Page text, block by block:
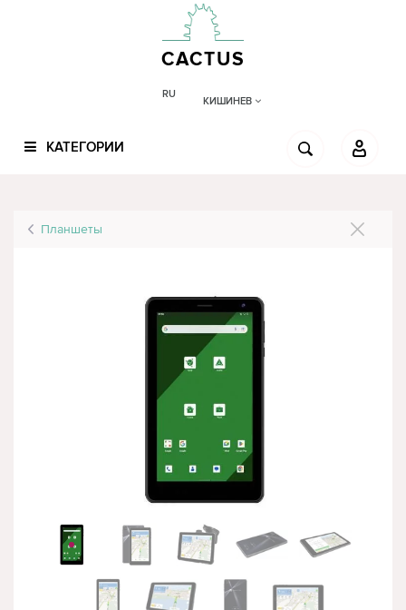
CACTUS
RU
КИШИНЕВ
КАТЕГОРИИ
Планшеты